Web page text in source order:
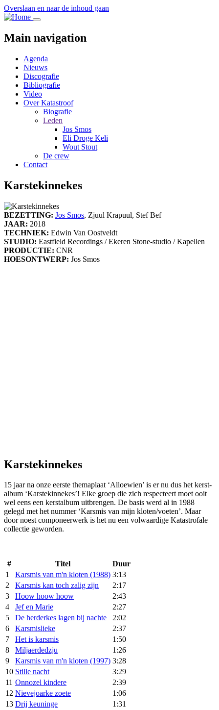
Overslaan en naar de inhoud gaan
Main navigation
Agenda
Nieuws
Discografie
Bibliografie
Video
Over Katastroof
Biografie
Leden
Jos Smos
Eli Droge Keli
Wout Stout
De crew
Contact
Karstekinnekes
BEZETTING: Jos Smos, Zjuul Krapuul, Stef Bef
JAAR: 2018
TECHNIEK: Edwin Van Oostveldt
STUDIO: Eastfield Recordings / Ekeren Stone-studio / Kapellen
PRODUCTIE: CNR
HOESONTWERP: Jos Smos
Karstekinnekes
15 jaar na onze eerste themaplaat ‘Alloewien’ is er nu dus het kerst-
album ‘Karstekinnekes’! Elke groep die zich respecteert moet ooit
wel eens een kerstalbum uitbrengen. De basis werd al in 1988
gelegd met het nummer ‘Karsmis van mijn kloten/voeten’. Maar
door noest componeerwerk is het nu een volwaardige Katastrofale
collectie geworden.
# Titel
Duur
1
Karsmis van m'n kloten (1988) 3:13
2
Karsmis kan toch zalig zijn
2:17
3
Hoow hoow hoow
2:43
4
Jef en Marie
2:27
5
De herderkes lagen bij nachte
2:02
6
Karsmislieke
2:37
7
Het is karsmis
1:50
8
Miljaerdedzju
1:26
9
Karsmis van m'n kloten (1997) 3:28
10 Stille nacht
3:29
11 Onnozel kindere
2:39
12 Nievejoarke zoete
1:06
13 Drij keuninge
1:31